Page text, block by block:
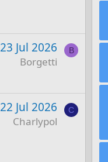
23 Jul 2026
Borgetti
B
22 Jul 2026
Charlypol
C